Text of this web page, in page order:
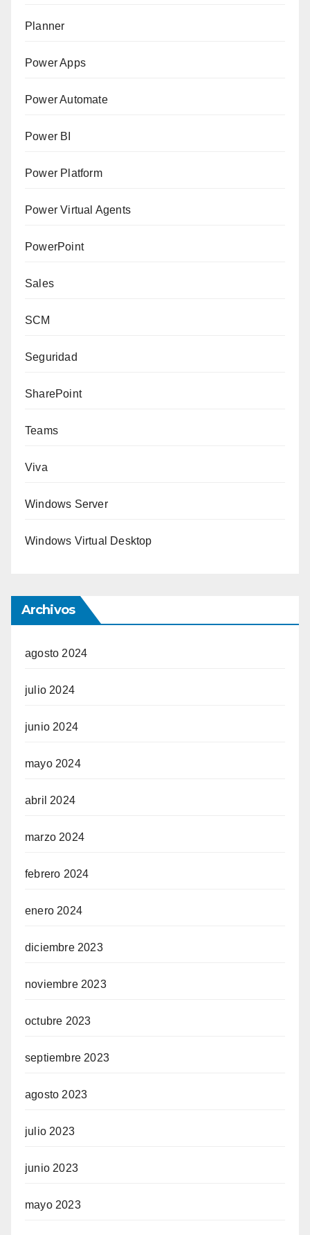
Planner
Power Apps
Power Automate
Power BI
Power Platform
Power Virtual Agents
PowerPoint
Sales
SCM
Seguridad
SharePoint
Teams
Viva
Windows Server
Windows Virtual Desktop
Archivos
agosto 2024
julio 2024
junio 2024
mayo 2024
abril 2024
marzo 2024
febrero 2024
enero 2024
diciembre 2023
noviembre 2023
octubre 2023
septiembre 2023
agosto 2023
julio 2023
junio 2023
mayo 2023